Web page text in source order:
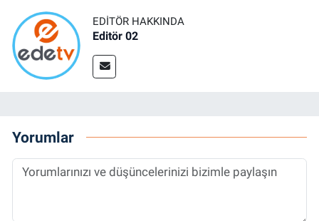
EDITÖR HAKKINDA
Editör 02
Yorumlar